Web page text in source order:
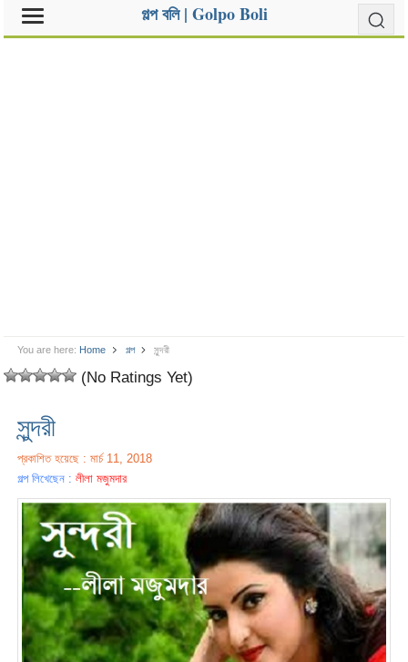
গল্প বলি | Golpo Boli
You are here: Home গল্প সুন্দরী
(No Ratings Yet)
সুন্দরী
প্রকাশিত হয়েছে : মার্চ 11, 2018
গল্প লিখেছেন :লীলা মজুমদার